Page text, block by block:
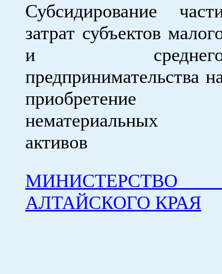
Субсидирование
затрат субъектов
и
предпринимательства
приобретение
нематериальных
активов
МИНИСТЕРСТВО
АЛТАЙСКОГО КРАЯ